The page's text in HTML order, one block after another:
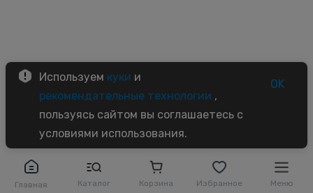
Главная Каталог Корзина Избранное Меню
Используем куки и
рекомендательные технологии ,
пользуясь сайтом вы соглашаетесь с
условиями использования.
OK